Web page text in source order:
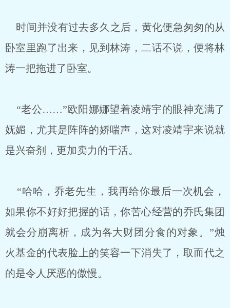
时间并没有过去多久之后，黄化便急匆匆的从
卧室里跑了出来，见到林涛，二话不说，便将林
涛一把拖进了卧室。
“老公……”欧阳娜娜望着凌靖宇的眼神充满了
妩媚，尤其是阵阵的娇喘声，这对凌靖宇来说就
是兴奋剂，更加卖力的干活。
“哈哈，乔老先生，我再给你最后一次机会，
如果你不好好把握的话，你苦心经营的乔氏集团
就会分崩离析，成为各大财团分食的对象。”烛
火基金的代表脸上的笑容一下消失了，取而代之
的是令人厌恶的傲慢。